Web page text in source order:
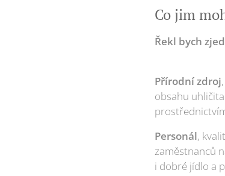
Co jim
Řekl bych
Přírodní zdroj
obsahu
Personál,
zaměstnanců
i dobré jídlo a